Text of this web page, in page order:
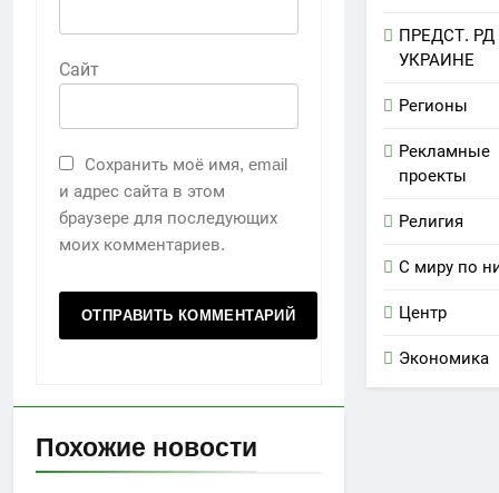
Сайт
Сохранить моё имя, email
и адрес сайта в этом
браузере для последующих
моих комментариев.
Похожие новости
ПРЕДСТ. РД
УКРАИНЕ
Регионы
Рекламные
проекты
Религия
С миру по
Центр
Экономика